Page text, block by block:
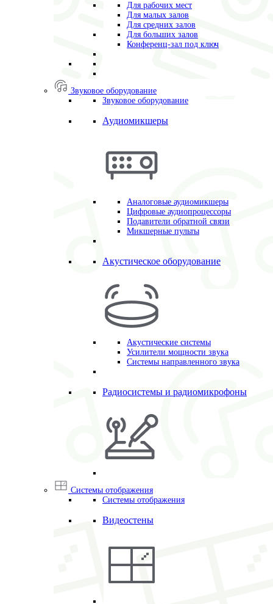
Для рабочих мест
Для малых залов
Для средних залов
Для больших залов
Конференц-зал под ключ
Звуковое оборудование
Звуковое оборудование
Аудиомикшеры
Аналоговые аудиомикшеры
Цифровые аудиопроцессоры
Подавители обратной связи
Микшерные пульты
Акустическое оборудование
Акустические системы
Усилители мощности звука
Системы направленного звука
Радиосистемы и радиомикрофоны
Системы отображения
Системы отображения
Видеостены